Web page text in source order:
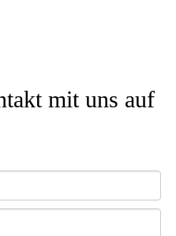
mit uns auf